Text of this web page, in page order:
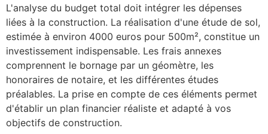
L'analyse du budget total doit intégrer les dépenses
liées à la construction. La réalisation d'une étude de sol,
estimée à environ 4000 euros pour 500m², constitue un
investissement indispensable. Les frais annexes
comprennent le bornage par un géomètre, les
honoraires de notaire, et les différentes études
préalables. La prise en compte de ces éléments permet
d'établir un plan financier réaliste et adapté à vos
objectifs de construction.